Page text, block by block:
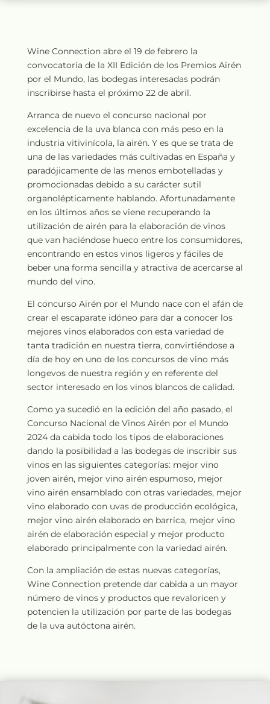
Wine Connection abre el 19 de febrero la
convocatoria de la XII Edición de los Premios Airén
por el Mundo, las bodegas interesadas podrán
inscribirse hasta el próximo 22 de abril.
Arranca de nuevo el concurso nacional por
excelencia de la uva blanca con más peso en la
industria vitivinícola, la airén. Y es que se trata de
una de las variedades más cultivadas en España y
paradójicamente de las menos embotelladas y
promocionadas debido a su carácter sutil
organolépticamente hablando. Afortunadamente
en los últimos años se viene recuperando la
utilización de airén para la elaboración de vinos
que van haciéndose hueco entre los consumidores,
encontrando en estos vinos ligeros y fáciles de
beber una forma sencilla y atractiva de acercarse al
mundo del vino.
El concurso Airén por el Mundo nace con el afán de
crear el escaparate idóneo para dar a conocer los
mejores vinos elaborados con esta variedad de
tanta tradición en nuestra tierra, convirtiéndose a
día de hoy en uno de los concursos de vino más
longevos de nuestra región y en referente del
sector interesado en los vinos blancos de calidad.
Como ya sucedió en la edición del año pasado, el
Concurso Nacional de Vinos Airén por el Mundo
2024 da cabida todo los tipos de elaboraciones
dando la posibilidad a las bodegas de inscribir sus
vinos en las siguientes categorías: mejor vino
joven airén, mejor vino airén espumoso, mejor
vino airén ensamblado con otras variedades, mejor
vino elaborado con uvas de producción ecológica,
mejor vino airén elaborado en barrica, mejor vino
airén de elaboración especial y mejor producto
elaborado principalmente con la variedad airén.
Con la ampliación de estas nuevas categorías,
Wine Connection pretende dar cabida a un mayor
número de vinos y productos que revaloricen y
potencien la utilización por parte de las bodegas
de la uva autóctona airén.